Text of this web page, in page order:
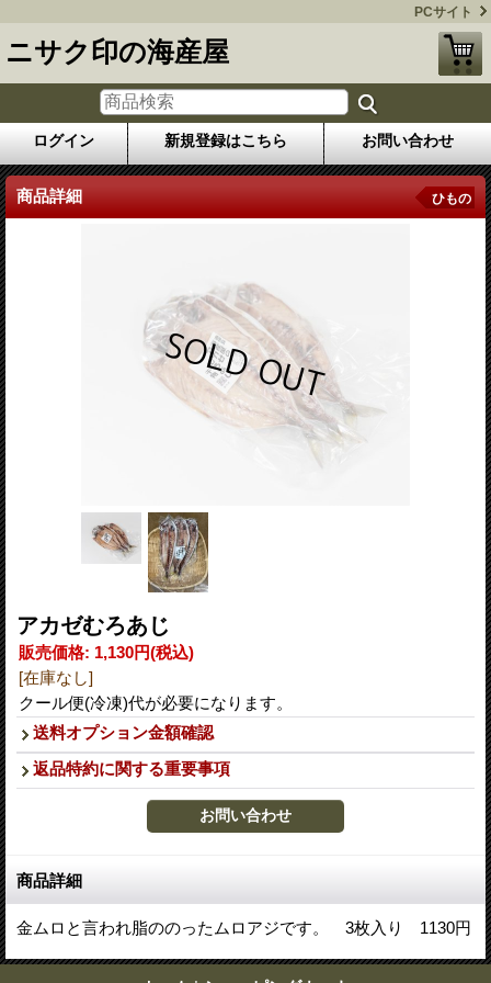
PCサイト
ニサク印の海産屋
ログイン 新規登録はこちら お問い合わせ
商品詳細 ひもの
アカゼむろあじ
販売価格: 1,130円(税込)
[在庫なし]
クール便(冷凍)代が必要になります。
送料オプション金額確認
返品特約に関する重要事項
商品詳細
金ムロと言われ脂ののったムロアジです。 3枚入り 1130円